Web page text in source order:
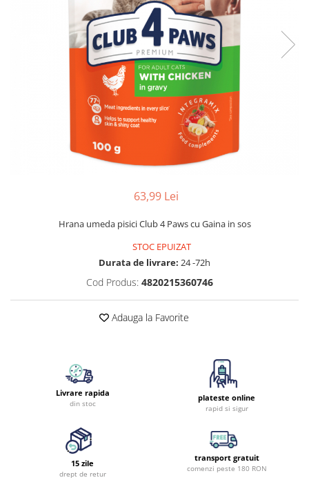
63,99 Lei
Hrana umeda pisici Club 4 Paws cu Gaina in sos
STOC EPUIZAT
Durata de livrare: 24 -72h
Cod Produs: 4820215360746
Adauga la Favorite
Livrare rapida
din stoc
plateste online
rapid si sigur
15 zile
drept de retur
transport gratuit
comenzi peste 180 RON